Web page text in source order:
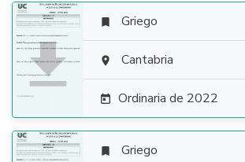

 Griego
 Cantabria
 Ordinaria de 2022
 Griego